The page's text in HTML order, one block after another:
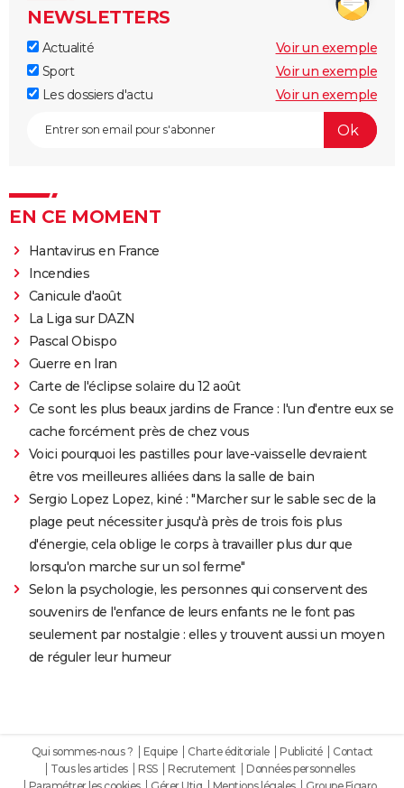
NEWSLETTERS
Actualité
Voir un exemple
Sport
Voir un exemple
Les dossiers d'actu
Voir un exemple
EN CE MOMENT
Hantavirus en France
Incendies
Canicule d'août
La Liga sur DAZN
Pascal Obispo
Guerre en Iran
Carte de l'éclipse solaire du 12 août
Ce sont les plus beaux jardins de France : l'un d'entre eux se
cache forcément près de chez vous
Voici pourquoi les pastilles pour lave-vaisselle devraient
être vos meilleures alliées dans la salle de bain
Sergio Lopez Lopez, kiné : "Marcher sur le sable sec de la
plage peut nécessiter jusqu'à près de trois fois plus
d'énergie, cela oblige le corps à travailler plus dur que
lorsqu'on marche sur un sol ferme"
Selon la psychologie, les personnes qui conservent des
souvenirs de l'enfance de leurs enfants ne le font pas
seulement par nostalgie : elles y trouvent aussi un moyen
de réguler leur humeur
Qui sommes-nous ? Equipe Charte éditoriale Publicité
Contact
Tous les articles
RSS Recrutement
Données personnelles